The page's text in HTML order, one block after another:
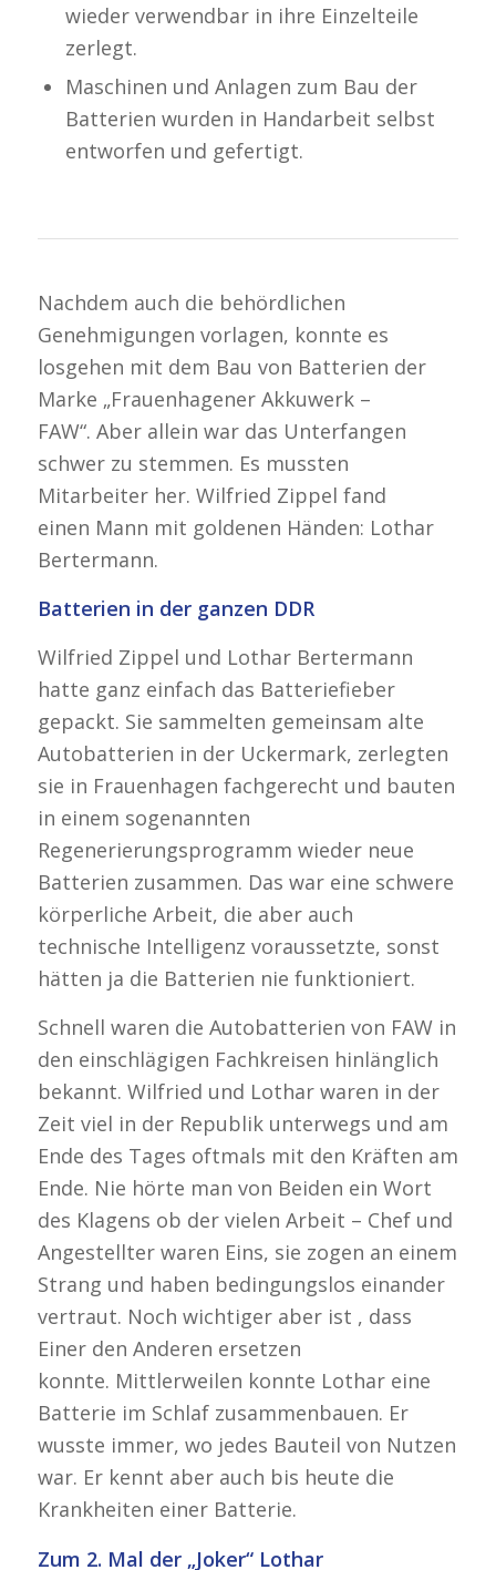
wieder verwendbar in ihre Einzelteile
zerlegt.
Maschinen und Anlagen zum Bau der
Batterien wurden in Handarbeit selbst
entworfen und gefertigt.
Nachdem auch die behördlichen
Genehmigungen vorlagen, konnte es
losgehen mit dem Bau von Batterien der
Marke „Frauenhagener Akkuwerk –
FAW“. Aber allein war das Unterfangen
schwer zu stemmen. Es mussten
Mitarbeiter her. Wilfried Zippel fand
einen Mann mit goldenen Händen: Lothar
Bertermann.
Batterien in der ganzen DDR
Wilfried Zippel und Lothar Bertermann
hatte ganz einfach das Batteriefieber
gepackt. Sie sammelten gemeinsam alte
Autobatterien in der Uckermark, zerlegten
sie in Frauenhagen fachgerecht und bauten
in einem sogenannten
Regenerierungsprogramm wieder neue
Batterien zusammen. Das war eine schwere
körperliche Arbeit, die aber auch
technische Intelligenz voraussetzte, sonst
hätten ja die Batterien nie funktioniert.
Schnell waren die Autobatterien von FAW in
den einschlägigen Fachkreisen hinlänglich
bekannt. Wilfried und Lothar waren in der
Zeit viel in der Republik unterwegs und am
Ende des Tages oftmals mit den Kräften am
Ende. Nie hörte man von Beiden ein Wort
des Klagens ob der vielen Arbeit – Chef und
Angestellter waren Eins, sie zogen an einem
Strang und haben bedingungslos einander
vertraut. Noch wichtiger aber ist , dass
Einer den Anderen ersetzen
konnte. Mittlerweilen konnte Lothar eine
Batterie im Schlaf zusammenbauen. Er
wusste immer, wo jedes Bauteil von Nutzen
war. Er kennt aber auch bis heute die
Krankheiten einer Batterie.
Zum 2. Mal der „Joker“ Lothar